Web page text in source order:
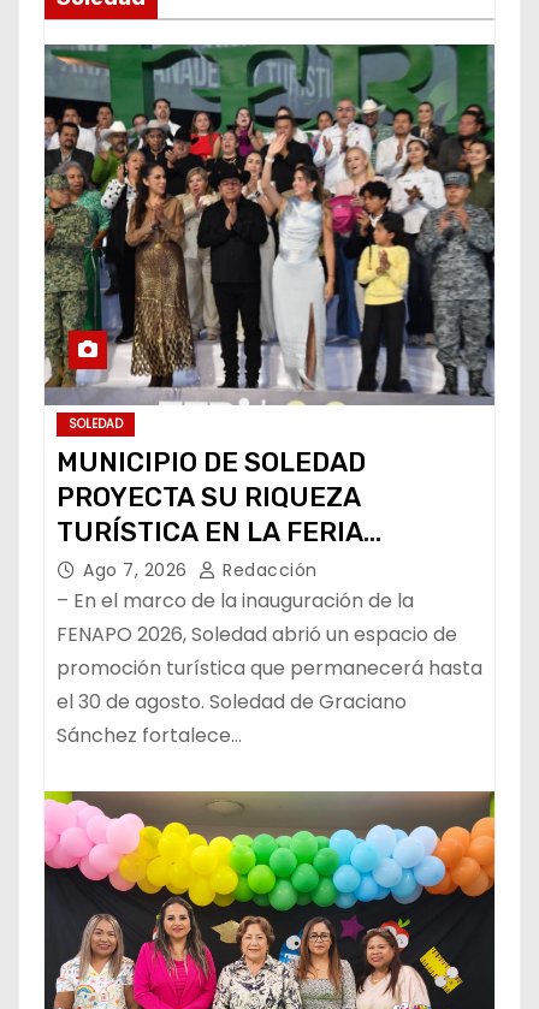
SOLEDAD
MUNICIPIO DE SOLEDAD
PROYECTA SU RIQUEZA
TURÍSTICA EN LA FERIA
NACIONAL POTOSINA
Ago 7, 2026 Redacción
– En el marco de la inauguración de la
FENAPO 2026, Soledad abrió un espacio de
promoción turística que permanecerá hasta
el 30 de agosto. Soledad de Graciano
Sánchez fortalece…